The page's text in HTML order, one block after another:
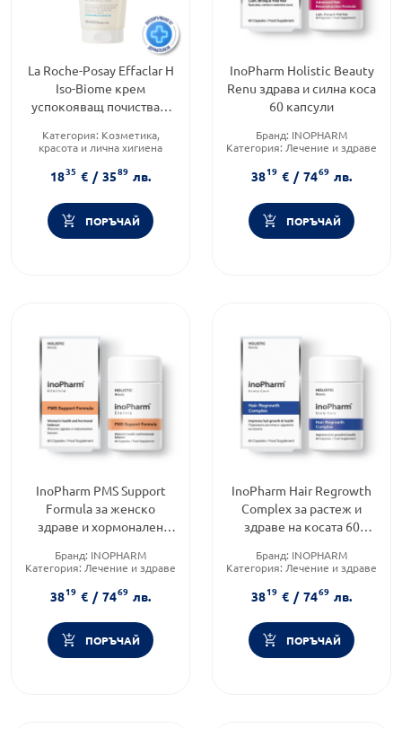
La Roche-Posay Effaclar H
Iso-Biome крем
успокояващ почистващ
Категория: Козметика,
красота и лична хигиена
Тип козметика:
Дермокозметика
1835 € / 3589 лв.
ПОРЪЧАЙ
InoPharm Holistic Beauty
Renu здрава и силна коса
60 капсули
Бранд: INOPHARM
Категория: Лечение и здраве
3819 € / 7469 лв.
ПОРЪЧАЙ
InoPharm PMS Support
Formula за женско
здраве и хормонален
Бранд: INOPHARM
Категория: Лечение и здраве
3819 € / 7469 лв.
ПОРЪЧАЙ
InoPharm Hair Regrowth
Complex за растеж и
здраве на косата 60
Бранд: INOPHARM
Категория: Лечение и здраве
CARE
3819 € / 7469 лв.
ПОРЪЧАЙ